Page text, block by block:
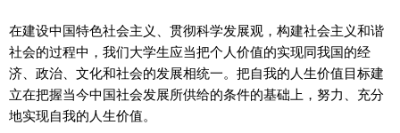
在建设中国特色社会主义、贯彻科学发展观，构建社会主义和谐
社会的过程中，我们大学生应当把个人价值的实现同我国的经
济、政治、文化和社会的发展相统一。把自我的人生价值目标建
立在把握当今中国社会发展所供给的条件的基础上，努力、充分
地实现自我的人生价值。